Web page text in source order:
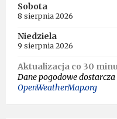
Sobota
8 sierpnia 2026
Niedziela
9 sierpnia 2026
Aktualizacja co 30
Dane pogodowe dostarcza
OpenWeatherMap.org